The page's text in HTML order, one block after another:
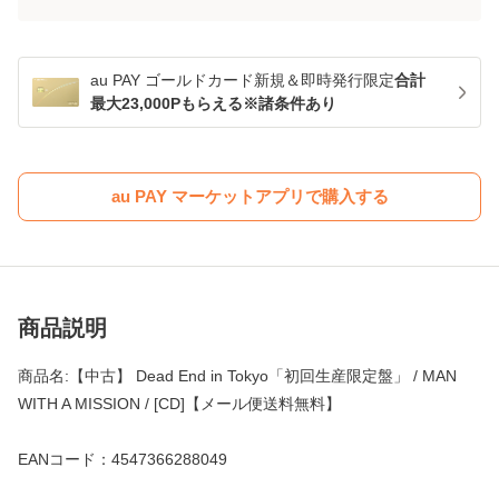
au PAY ゴールドカード新規＆即時発行限定合計
最大23,000Pもらえる※諸条件あり
au PAY マーケットアプリで購入する
商品説明
商品名:【中古】 Dead End in Tokyo「初回生産限定盤」 / MAN
WITH A MISSION / [CD]【メール便送料無料】
EANコード：4547366288049